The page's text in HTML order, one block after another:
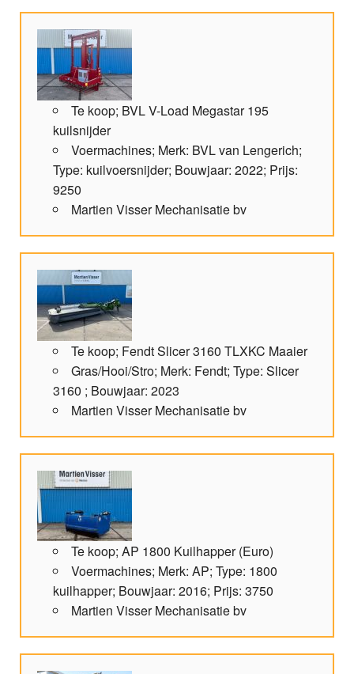
Te koop; BVL V-Load Megastar 195
kuilsnijder
Voermachines; Merk: BVL van Lengerich;
Type: kuilvoersnijder; Bouwjaar: 2022; Prijs:
9250
Martien Visser Mechanisatie bv
Te koop; Fendt Slicer 3160 TLXKC Maaier
Gras/Hooi/Stro; Merk: Fendt; Type: Slicer
3160 ; Bouwjaar: 2023
Martien Visser Mechanisatie bv
Te koop; AP 1800 Kuilhapper (Euro)
Voermachines; Merk: AP; Type: 1800
kuilhapper; Bouwjaar: 2016; Prijs: 3750
Martien Visser Mechanisatie bv